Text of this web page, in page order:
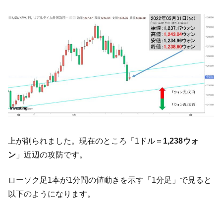
韓国･警察職員が「丸刈りになって抗議活
中国だけが鉄鋼輸出を異常増加させる ⇒ 中
国の過剰生産が世界を蝕む。
『Money1』
韓国製造業「半導体絶好調」のウラで他業
種は全般的「不調」⇒ PSIが示す現況は決して良くない。
『Money1』
【米韓激突案件】韓国消費者院が『クーパ
『Money1』 韓国で猛暑。南東部では干ばつ
『Money1』
韓国型イージス搭載の次世代駆逐艦
『Money1』
【対日本円】ウォン安が急進！ 日米の協調
に韓国がいっちょがみしたのでは。
上が削られました。現在のところ「1ドル＝ 1,238ウォ
ン 」近辺の攻防です。
ローソク足1本が1分間の値動きを示す「1分足」で見ると
以下のようになります。